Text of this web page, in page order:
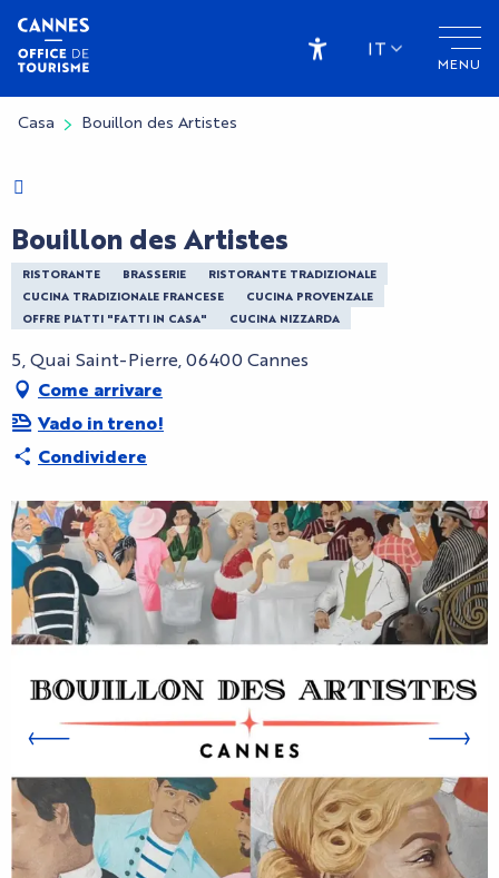
Aller
contenu
principal
MENU
Accessibilité
IT
Casa Bouillon des Artistes
Bouillon des Artistes
RISTORANTE BRASSERIE
RISTORANTE TRADIZIONALE
CUCINA TRADIZIONALE FRANCESE
CUCINA PROVENZALE
OFFRE PIATTI "FATTI IN CASA"
CUCINA NIZZARDA
Charte Bienvenue à Cannes
5, Quai Saint-Pierre, 06400 Cannes
Come arrivare
Vado in treno!
Condividere